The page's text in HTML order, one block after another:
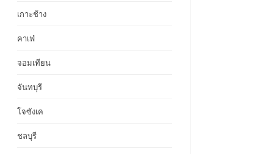
เกาะช้าง
คาเฟ่
จอมเทียน
จันทบุรี
โจซังเค
ชลบุรี